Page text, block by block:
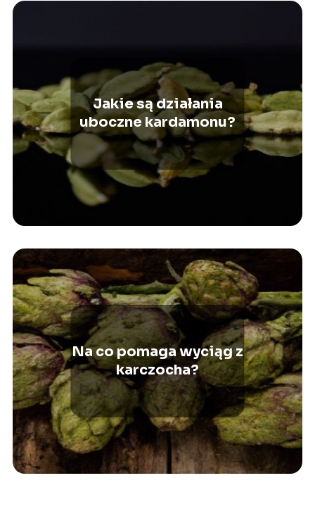
Jakie są działania
uboczne kardamonu?
Na co pomaga wyciąg z
karczocha?